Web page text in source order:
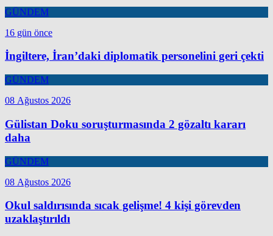
GÜNDEM
16 gün önce
İngiltere, İran’daki diplomatik personelini geri çekti
GÜNDEM
08 Ağustos 2026
Gülistan Doku soruşturmasında 2 gözaltı kararı
daha
GÜNDEM
08 Ağustos 2026
Okul saldırısında sıcak gelişme! 4 kişi görevden
uzaklaştırıldı